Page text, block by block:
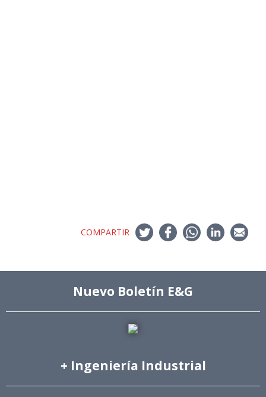
COMPARTIR
Nuevo Boletín E&G
+ Ingeniería Industrial